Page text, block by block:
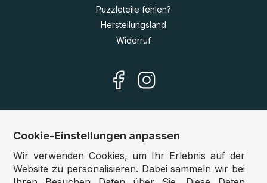
Puzzleteile fehlen?
Herstellungsland
Widerruf
Unsere Shops
Deutschland:www.puzzle.de
Cookie-Einstellungen anpassen
Wir verwenden Cookies, um Ihr Erlebnis auf der
Website zu personalisieren. Dabei sammeln wir bei